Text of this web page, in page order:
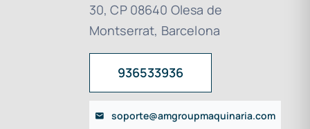
30, CP 08640 Olesa de
Montserrat, Barcelona
936533936
soporte@amgroupmaquinaria.com